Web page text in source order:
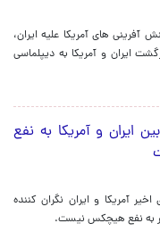
های آمریکا علیه ایران،
ایران و آمریکا به دیپلماسی
ایران و آمریکا به نفع
آمریکا و ایران نگران کننده
به نفع هیچکس نیست.